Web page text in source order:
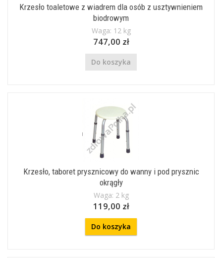
Krzesło toaletowe z wiadrem dla osób z usztywnieniem
biodrowym
Waga: 12 kg
747,00 zł
Do koszyka
Krzesło, taboret prysznicowy do wanny i pod prysznic
okrągły
Waga: 2 kg
119,00 zł
Do koszyka